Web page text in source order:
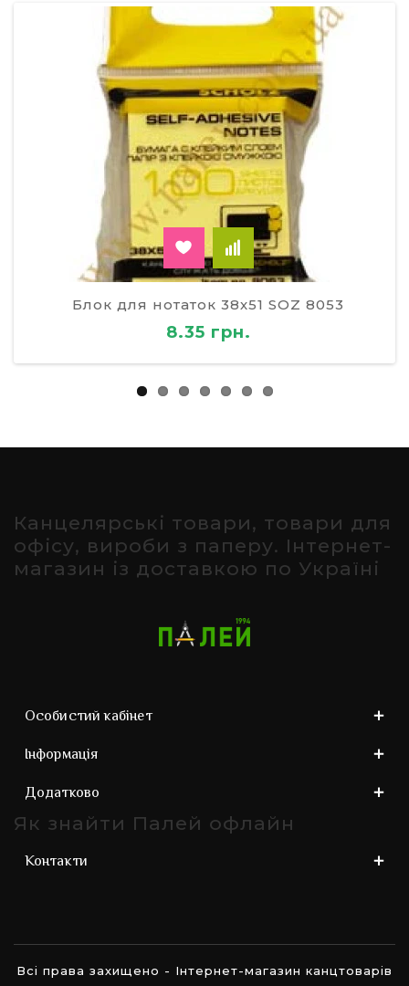
Блок для нотаток 38х51 SOZ 8053
8.35 грн.
Канцелярські товари, товари для
офісу, вироби з паперу. Інтернет-
магазин із доставкою по Україні
Особистий кабінет
Інформація
Додатково
Як знайти Палей офлайн
Контакти
Всі права захищено - Інтернет-магазин канцтоварів